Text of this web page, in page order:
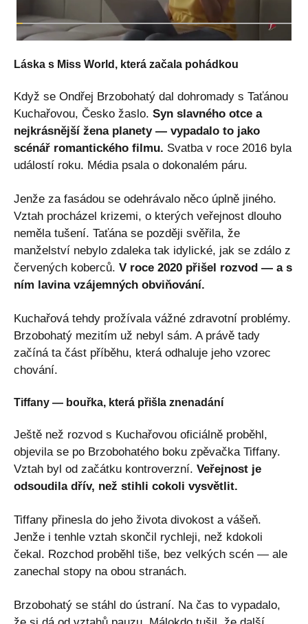
Láska s Miss World, která začala pohádkou
Když se Ondřej Brzobohatý dal dohromady s Taťánou
Kuchařovou, Česko žaslo. Syn slavného otce a
nejkrásnější žena planety — vypadalo to jako
scénář romantického filmu. Svatba v roce 2016 byla
událostí roku. Média psala o dokonalém páru.
Jenže za fasádou se odehrávalo něco úplně jiného.
Vztah procházel krizemi, o kterých veřejnost dlouho
neměla tušení. Taťána se později svěřila, že
manželství nebylo zdaleka tak idylické, jak se zdálo z
červených koberců. V roce 2020 přišel rozvod — a s
ním lavina vzájemných obviňování.
Kuchařová tehdy prožívala vážné zdravotní problémy.
Brzobohatý mezitím už nebyl sám. A právě tady
začíná ta část příběhu, která odhaluje jeho vzorec
chování.
Tiffany — bouřka, která přišla znenadání
Ještě než rozvod s Kuchařovou oficiálně proběhl,
objevila se po Brzobohatého boku zpěvačka Tiffany.
Vztah byl od začátku kontroverzní. Veřejnost je
odsoudila dřív, než stihli cokoli vysvětlit.
Tiffany přinesla do jeho života divokost a vášeň.
Jenže i tenhle vztah skončil rychleji, než kdokoli
čekal. Rozchod proběhl tiše, bez velkých scén — ale
zanechal stopy na obou stranách.
Brzobohatý se stáhl do ústraní. Na čas to vypadalo,